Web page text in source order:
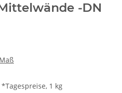
-DN
1 kg